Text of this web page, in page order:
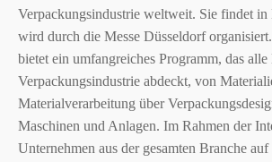
Verpackungsindustrie weltweit. Sie findet in
wird durch die Messe Düsseldorf
bietet ein umfangreiches Programm, das
Verpackungsindustrie abdeckt, von
Materialverarbeitung über
Maschinen und Anlagen. Im Rahmen der
Unternehmen aus der gesamten Branche